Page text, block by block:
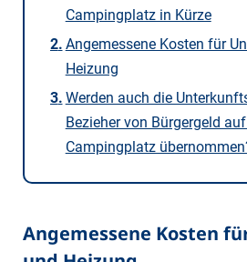
Campingplatz in Kürze
Angemessene Kosten für
Heizung
Werden auch die
Bezieher von Bürgergeld
Campingplatz
Angemessene Kosten